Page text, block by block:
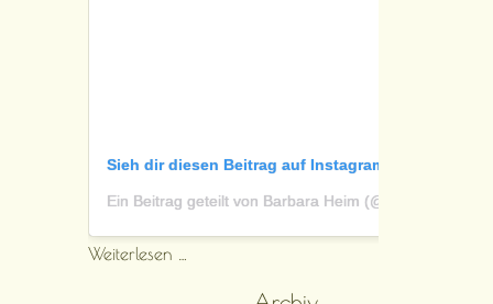
Sieh dir diesen Beitrag auf Instagram an
Weiterlesen …